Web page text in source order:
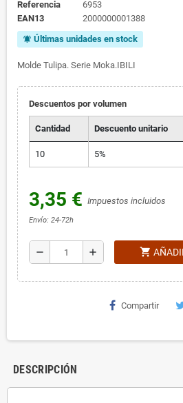
Referencia
6953
EAN13
2000000001388
notifications_active Últimas unidades en stock
Molde Tulipa. Serie Moka.IBILI
Descuentos por volumen
Cantidad Descuento unitario
10 5%
3,35 € Impuestos incluidos
Envío: 24-72h
remove add shopping_cart
Compartir
DESCRIPCIÓN